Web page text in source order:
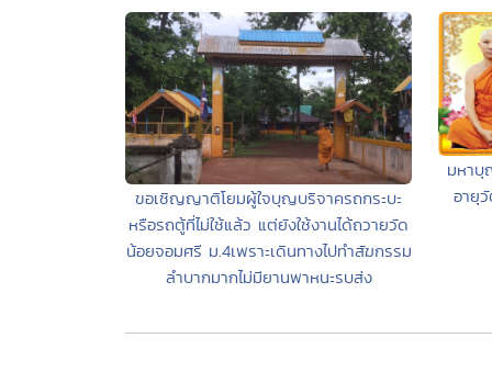
ขอเชิญญาติโยมผู้ใจบุญบริจาครถกระบะ
หรือรถตู้ที่ไม่ใช้แล้ว แต่ยังใช้งานได้ถวายวัด
น้อยจอมศรี ม.4เพราะเดินทางไปทำสัฆกรรม
ลำบากมากไม่มียานพาหนะรบส่ง
มหา
อายุ